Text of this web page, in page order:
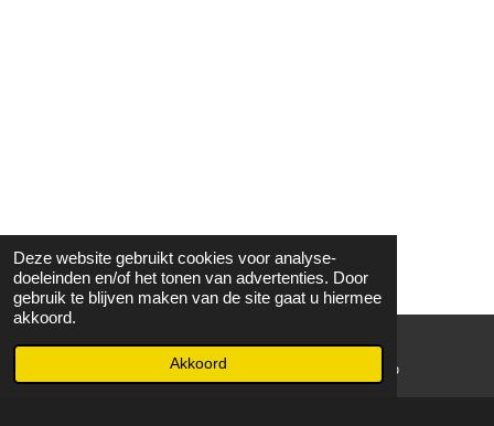
Deze website gebruikt cookies voor analyse-
doeleinden en/of het tonen van advertenties. Door
gebruik te blijven maken van de site gaat u hiermee
akkoord.
Akkoord WhatsApp